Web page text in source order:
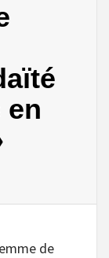
en
de